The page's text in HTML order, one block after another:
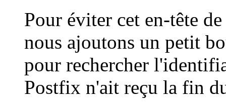
Pour éviter cet en-tête
nous ajoutons un petit
pour rechercher
Postfix n'ait reçu la fin